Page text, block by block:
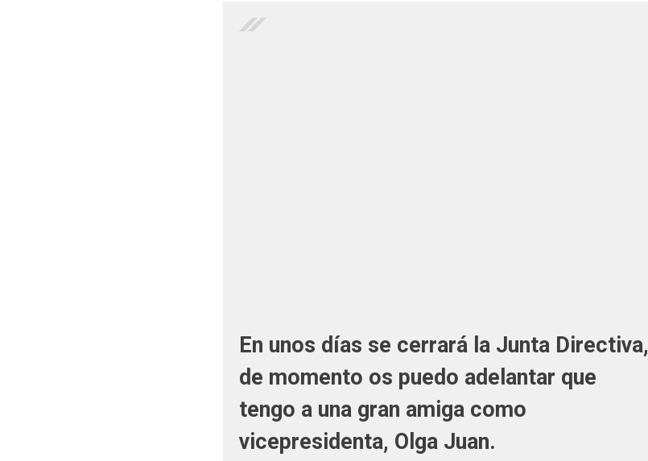
En unos días se cerrará la Junta Directiva,
de momento os puedo adelantar que
tengo a una gran amiga como
vicepresidenta, Olga Juan.